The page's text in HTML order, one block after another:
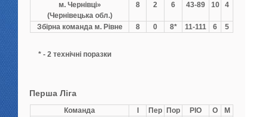
м. Чернівці»
(Чернівецька обл.)
8 2 6 43-89 10 4
Збірна команда м. Рівне 8 0 8* 11-111 6 5
* - 2 технічні поразки
Перша Ліга
Команда Пер Пор РІО О
М